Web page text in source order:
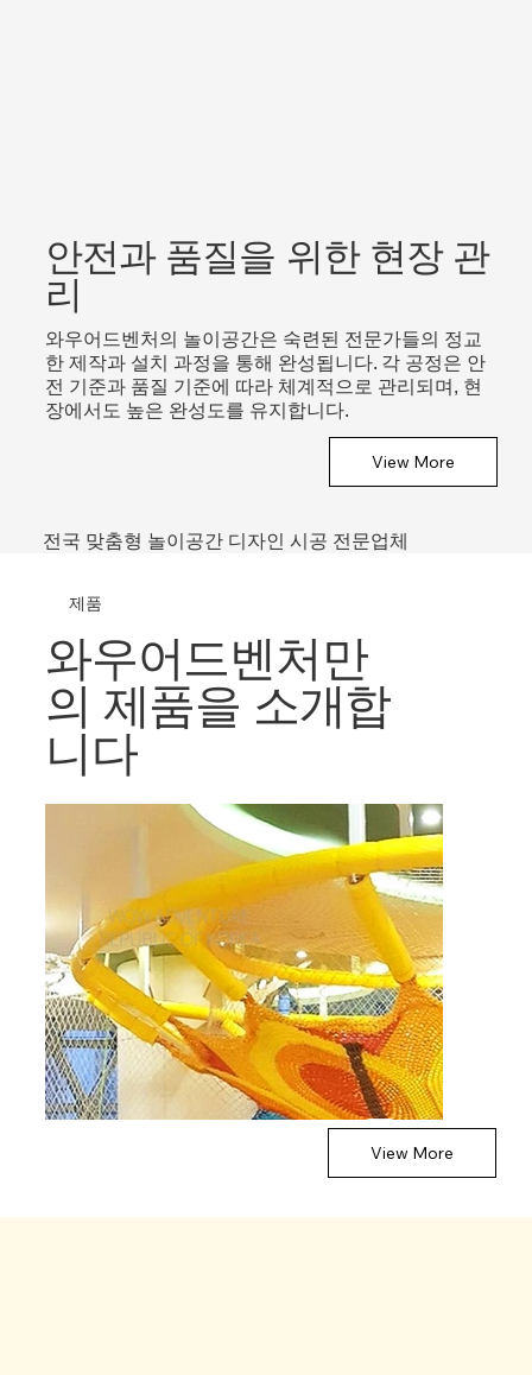
안전과 품질을 위한 현장 관
리
와우어드벤처의 놀이공간은 숙련된 전문가들의 정교
한 제작과 설치 과정을 통해 완성됩니다. 각 공정은 안
전 기준과 품질 기준에 따라 체계적으로 관리되며, 현
장에서도 높은 완성도를 유지합니다.
View More
제품
와우어드벤처만
의 제품을 소개합
니다
View More
전국 맞춤형 놀이공간 디자인 시공 전문업체